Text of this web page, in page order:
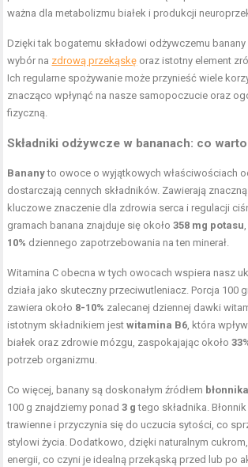
ważna dla metabolizmu białek i produkcji
Dzięki tak bogatemu składowi odżywczemu
wybór na zdrową przekąskę oraz istotny element
Ich regularne spożywanie może przynieść wiele
znacząco wpłynąć na nasze samopoczucie oraz
fizyczną.
Składniki odżywcze w bananach: co
Bananyto owoce o wyjątkowych właściwościach
dostarczają cennych składników. Zawierają
kluczowe znaczenie dla zdrowia serca i regulacji
gramach banana znajduje się około358 mg potasu
10% dziennego zapotrzebowania na ten minerał.
Witamina C obecna w tych owocach wspiera nasz
działa jako skuteczny przeciwutleniacz. Porcja 100
zawiera około 8-10% zalecanej dziennej dawki
istotnym składnikiem jestwitamina B6, która
białek oraz zdrowie mózgu, zaspokajając około
potrzeb organizmu.
Co więcej, banany są doskonałym źródłem błonnika
100 g znajdziemy ponad3 g tego składnika.
trawienne i przyczynia się do uczucia sytości, co
stylowi życia. Dodatkowo, dzięki naturalnym
energii, co czyni je idealną przekąską przed lub po